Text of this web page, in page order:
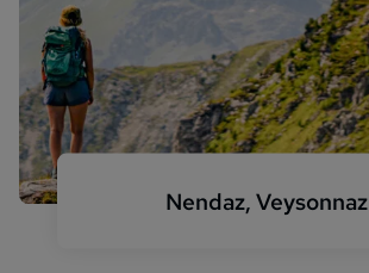
Nendaz, Veysonnaz